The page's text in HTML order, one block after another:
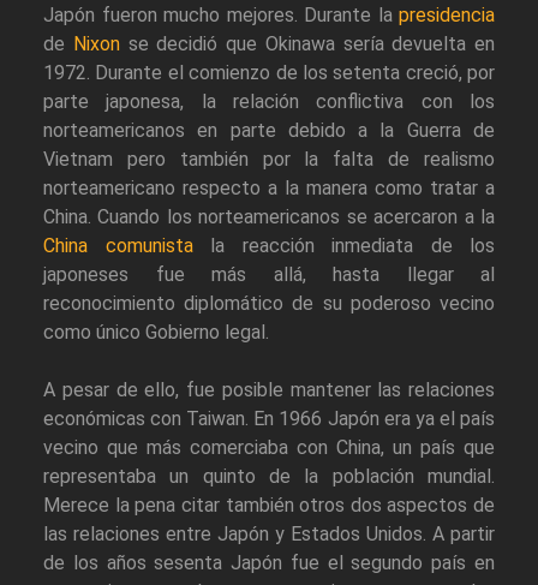
Japón fueron mucho mejores. Durante la presidencia
de Nixonse decidió que Okinawa sería devuelta en
1972. Durante el comienzo de los setenta creció, por
parte japonesa, la relación conflictiva con los
norteamericanos en parte debido a la Guerra de
Vietnam pero también por la falta de realismo
norteamericano respecto a la manera como tratar a
China. Cuando los norteamericanos se acercaron a la
China comunistala reacción inmediata de los
japoneses fue más allá, hasta llegar al
reconocimiento diplomático de su poderoso vecino
como único Gobierno legal.
A pesar de ello, fue posible mantener las relaciones
económicas con Taiwan. En 1966 Japón era ya el país
vecino que más comerciaba con China, un país que
representaba un quinto de la población mundial.
Merece la pena citar también otros dos aspectos de
las relaciones entre Japón y Estados Unidos. A partir
de los años sesenta Japón fue el segundo país en